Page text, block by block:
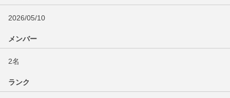
2026/05/10
メンバー
2名
ランク